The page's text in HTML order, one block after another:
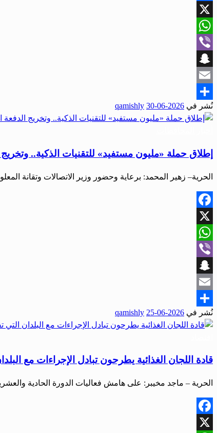
Facebook
X
WhatsApp
Viber
Snapchat
Email
Share
نُشر في 2026-06-30
qamishly
إطلاق حملة «مليون مستفيد» للتقنيات الذكية..
الحرية– زهير المحمد: برعاية وحضور وزير الاتصالات وتقانة
Facebook
X
WhatsApp
Viber
Snapchat
Email
Share
نُشر في 2026-06-25
qamishly
قادة اللجان الغذائية يطرحون تبادل الإجراءات مع
الحرية – ماجد مخيبر: على هامش فعاليات الدورة الحادية والعشرين من
Facebook